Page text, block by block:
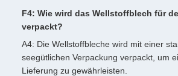
F4: Wie wird das Wellstoffblech für
verpackt?
A4: Die Wellstoffbleche wird mit einer
seegütlichen Verpackung verpackt, um
Lieferung zu gewährleisten.